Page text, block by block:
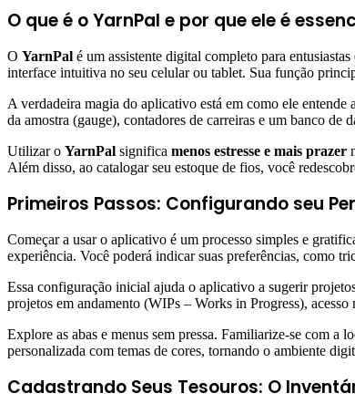
O que é o YarnPal e por que ele é
O YarnPal é um assistente digital completo para
interface intuitiva no seu celular ou tablet. Sua função
A verdadeira magia do aplicativo está em como ele entende
da amostra (gauge), contadores de carreiras e um banco
Utilizar o YarnPal significa menos estresse e mais prazer
Além disso, ao catalogar seu estoque de fios, você
Primeiros Passos: Configurando seu
Começar a usar o aplicativo é um processo simples e
experiência. Você poderá indicar suas preferências, como
Essa configuração inicial ajuda o aplicativo a sugerir
projetos em andamento (WIPs – Works in Progress),
Explore as abas e menus sem pressa. Familiarize-se com a
personalizada com temas de cores, tornando o ambiente
Cadastrando Seus Tesouros: O